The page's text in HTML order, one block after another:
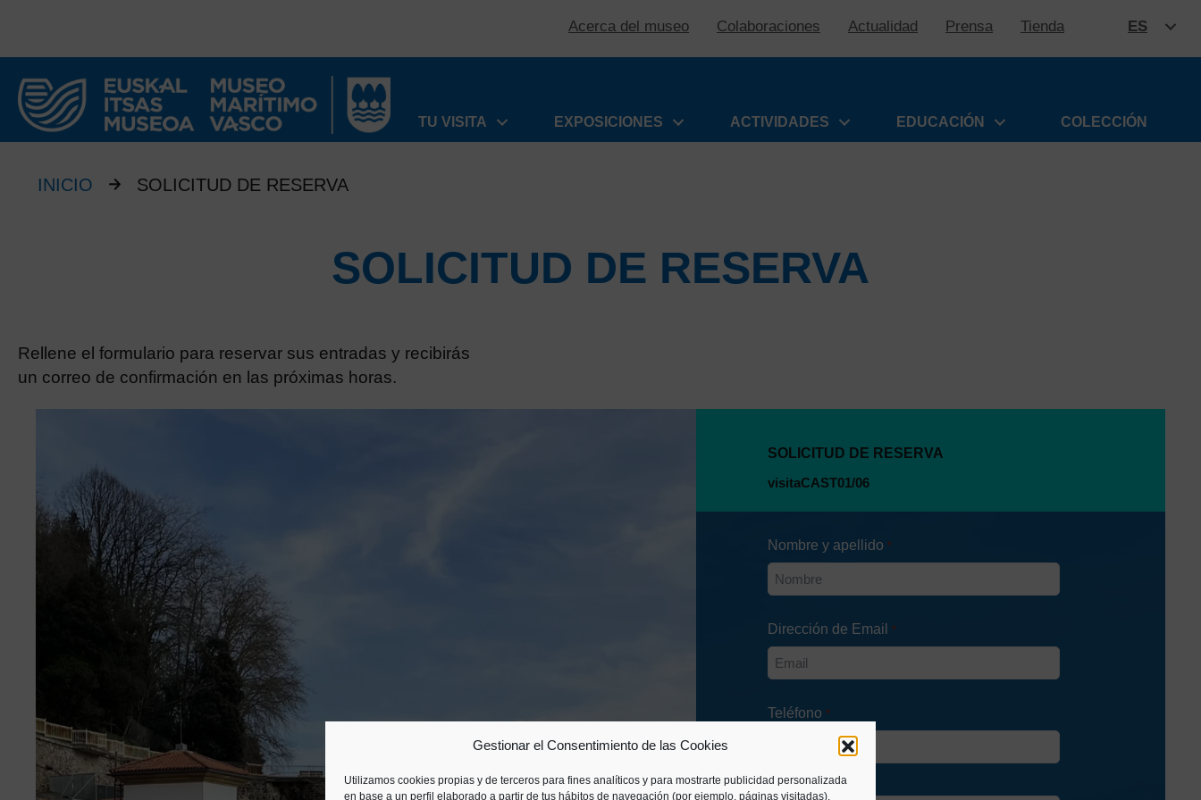
Gestionar el Consentimiento de las Cookies
Utilizamos cookies propias y de terceros para fines analíticos y para mostrarte publicidad personalizada
en base a un perfil elaborado a partir de tus hábitos de navegación (por ejemplo, páginas visitadas).
Acerca del museo Colaboraciones Actualidad Prensa Tienda ES
TU VISITA
EXPOSICIONES ACTIVIDADES EDUCACIÓN COLECCIÓN
INICIO SOLICITUD DE RESERVA
SOLICITUD DE RESERVA
Rellene el formulario para reservar sus entradas y recibirás
un correo de confirmación en las próximas horas.
SOLICITUD DE RESERVA
Nombre y apellido *
Dirección de Email *
Teléfono *